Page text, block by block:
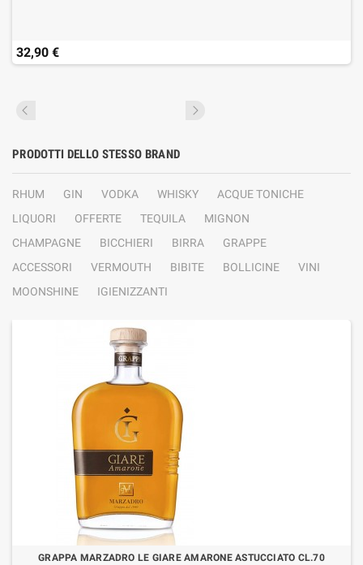
32,90 €
PRODOTTI DELLO STESSO BRAND
RHUM GIN VODKA WHISKY
ACQUE TONICHE
LIQUORI
OFFERTE TEQUILA
MIGNON
CHAMPAGNE
BICCHIERI BIRRA
GRAPPE
ACCESSORI
VERMOUTH BIBITE BOLLICINE
VINI
MOONSHINE
IGIENIZZANTI
GRAPPA MARZADRO LE GIARE AMARONE ASTUCCIATO CL.70